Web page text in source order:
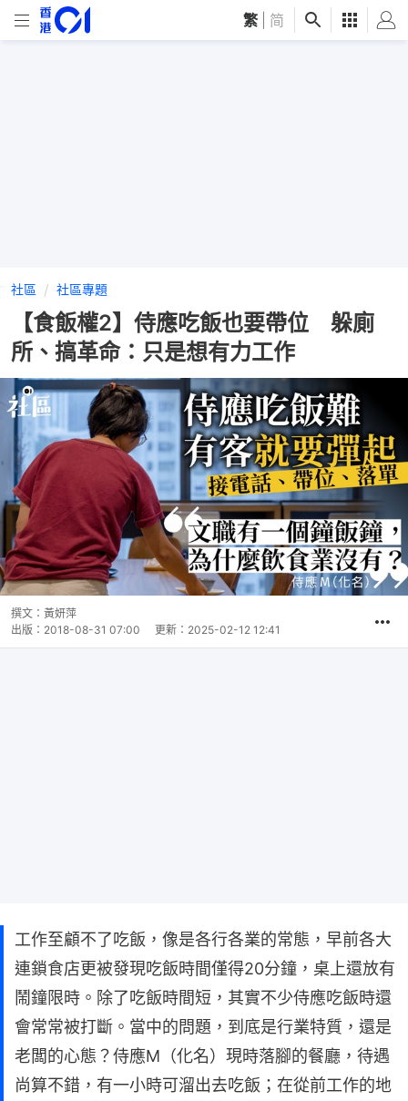
繁 简
社區 社區專題
【食飯權2】侍應吃飯也要帶位 躲廁
所、搞革命：只是想有力工作
撰文： 黃妍萍
出版： 2018-08-31 07:00 更新： 2025-02-12 12:41
工作至顧不了吃飯，像是各行各業的常態，早前各大
連鎖食店更被發現吃飯時間僅得20分鐘，桌上還放有
鬧鐘限時。除了吃飯時間短，其實不少侍應吃飯時還
會常常被打斷。當中的問題，到底是行業特質，還是
老闆的心態？侍應M（化名）現時落腳的餐廳，待遇
尚算不錯，有一小時可溜出去吃飯；在從前工作的地